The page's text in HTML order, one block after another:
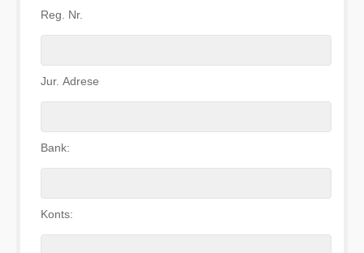
Reg. Nr.
Jur. Adrese
Bank:
Konts: